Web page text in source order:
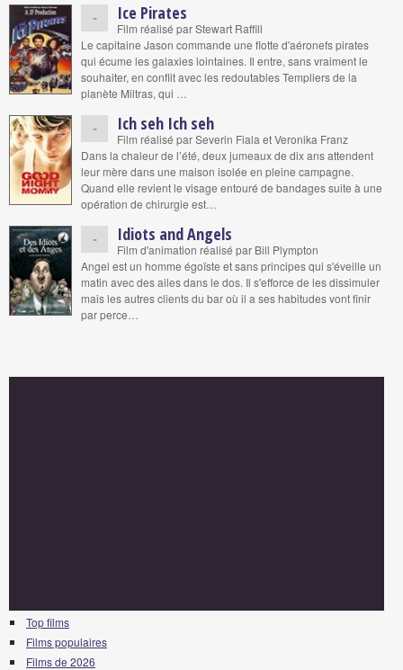
- Ice Pirates
Film réalisé par Stewart Raffill
Le capitaine Jason commande une flotte d'aéronefs pirates
qui écume les galaxies lointaines. Il entre, sans vraiment le
souhaiter, en conflit avec les redoutables Templiers de la
planète Miltras, qui …
- Ich seh Ich seh
Film réalisé par Severin Fiala et Veronika Franz
Dans la chaleur de l’été, deux jumeaux de dix ans attendent
leur mère dans une maison isolée en pleine campagne.
Quand elle revient le visage entouré de bandages suite à une
opération de chirurgie est…
- Idiots and Angels
Film d'animation réalisé par Bill Plympton
Angel est un homme égoïste et sans principes qui s'éveille un
matin avec des ailes dans le dos. Il s'efforce de les dissimuler
mais les autres clients du bar où il a ses habitudes vont finir
par perce…
Top films
Films populaires
Films de 2026